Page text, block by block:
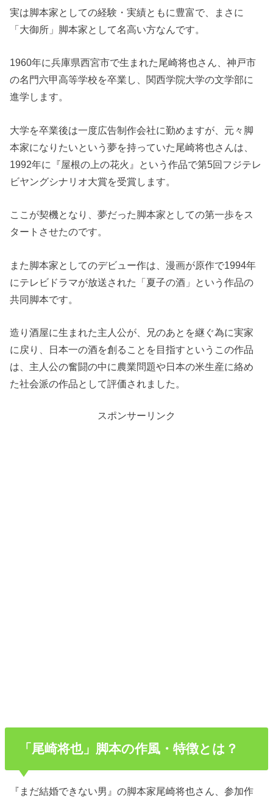
実は脚本家としての経験・実績ともに豊富で、まさに
「大御所」脚本家として名高い方なんです。
1960年に兵庫県西宮市で生まれた尾崎将也さん、神戸市
の名門六甲高等学校を卒業し、関西学院大学の文学部に
進学します。
大学を卒業後は一度広告制作会社に勤めますが、元々脚
本家になりたいという夢を持っていた尾崎将也さんは、
1992年に『屋根の上の花火』という作品で第5回フジテレ
ビヤングシナリオ大賞を受賞します。
ここが契機となり、夢だった脚本家としての第一歩をス
タートさせたのです。
また脚本家としてのデビュー作は、漫画が原作で1994年
にテレビドラマが放送された「夏子の酒」という作品の
共同脚本です。
造り酒屋に生まれた主人公が、兄のあとを継ぐ為に実家
に戻り、日本一の酒を創ることを目指すというこの作品
は、主人公の奮闘の中に農業問題や日本の米生産に絡め
た社会派の作品として評価されました。
スポンサーリンク
「尾崎将也」脚本の作風・特徴とは？
『まだ結婚できない男』の脚本家尾崎将也さん、参加作